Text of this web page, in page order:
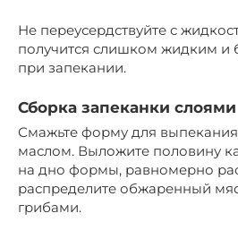
Не переусердствуйте с
получится слишком жидким и
при запекании.
Сборка запеканки слоями
Смажьте форму для
маслом. Выложите половину
на дно формы, равномерно
распределите обжаренный
грибами.